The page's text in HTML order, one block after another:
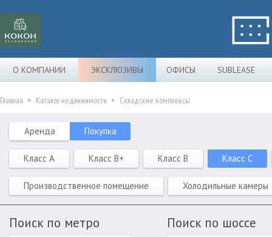
О КОМПАНИИ ЭКСКЛЮЗИВЫ ОФИСЫ SUBLEASE
Главная Каталог недвижимости Складские комплексы
Аренда Покупка
Класс A Класс B+ Класс B Класс C
Производственное помещение Холодильные камеры
Поиск по метро Поиск по шоссе